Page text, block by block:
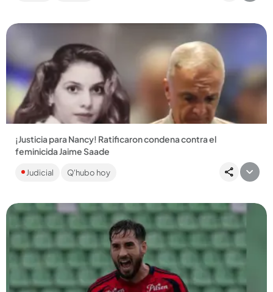
Compartir Noticia
¡Justicia para Nancy! Ratificaron condena contra el
feminicida Jaime Saade
El Tribunal de Valledupar le cerró la puerta a Jaime Saade: la
condena por el crimen de Nancy Mestre sigue firme y no
Judicial Q'hubo hoy
Compartir Noticia